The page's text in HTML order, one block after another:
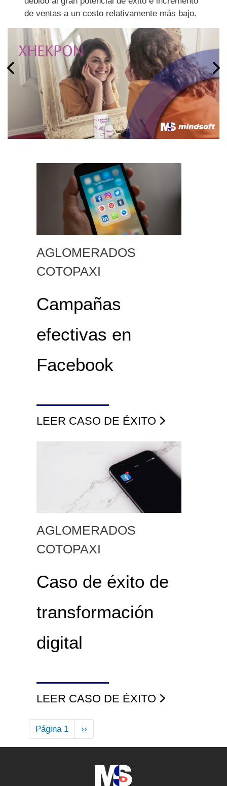
de ventas a un costo relativamente más bajo.
AGLOMERADOS
COTOPAXI
Campañas
efectivas en
Facebook
LEER CASO DE ÉXITO
AGLOMERADOS
COTOPAXI
Caso de éxito de
transformación
digital
LEER CASO DE ÉXITO
Paginación
Página 1
Siguiente
página
››